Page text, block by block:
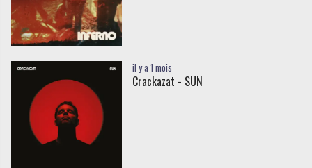
il y a 1 mois
Crackazat - SUN